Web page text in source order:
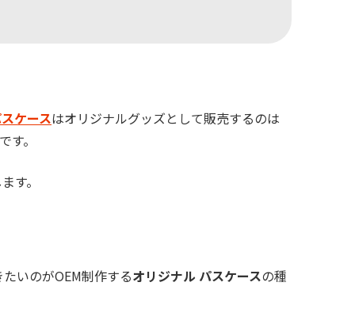
ケースはオリジナルグッズとして販売するのは
。
す。
いのがOEM制作するオリジナル パスケースの種